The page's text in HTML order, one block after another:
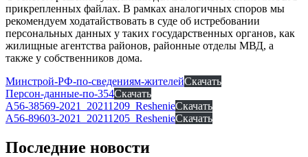
прикрепленных файлах. В рамках аналогичных споров мы
рекомендуем ходатайствовать в суде об истребовании
персональных данных у таких государственных органов, как
жилищные агентства районов, районные отделы МВД, а
также у собственников дома.
Минстрой-РФ-по-сведениям-жителейСкачать
Персон-данные-по-354Скачать
A56-38569-2021_20211209_ReshenieСкачать
A56-89603-2021_20211205_ReshenieСкачать
Последние новости